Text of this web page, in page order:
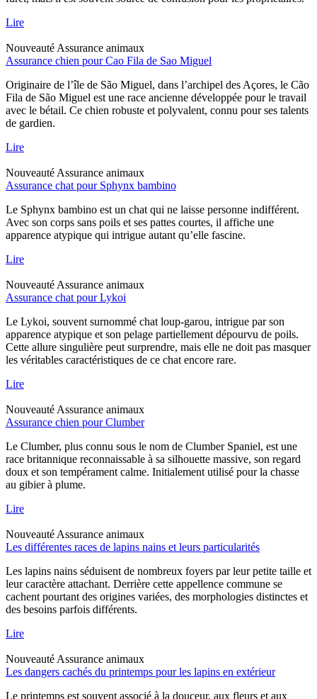
Lire
Nouveauté Assurance animaux
Assurance chien pour Cao Fila de Sao Miguel
Originaire de l’île de São Miguel, dans l’archipel des Açores, le Cão
Fila de São Miguel est une race ancienne développée pour le travail
avec le bétail. Ce chien robuste et polyvalent, connu pour ses talents
de gardien.
Lire
Nouveauté Assurance animaux
Assurance chat pour Sphynx bambino
Le Sphynx bambino est un chat qui ne laisse personne indifférent.
Avec son corps sans poils et ses pattes courtes, il affiche une
apparence atypique qui intrigue autant qu’elle fascine.
Lire
Nouveauté Assurance animaux
Assurance chat pour Lykoi
Le Lykoi, souvent surnommé chat loup-garou, intrigue par son
apparence atypique et son pelage partiellement dépourvu de poils.
Cette allure singulière peut surprendre, mais elle ne doit pas masquer
les véritables caractéristiques de ce chat encore rare.
Lire
Nouveauté Assurance animaux
Assurance chien pour Clumber
Le Clumber, plus connu sous le nom de Clumber Spaniel, est une
race britannique reconnaissable à sa silhouette massive, son regard
doux et son tempérament calme. Initialement utilisé pour la chasse
au gibier à plume.
Lire
Nouveauté Assurance animaux
Les différentes races de lapins nains et leurs particularités
Les lapins nains séduisent de nombreux foyers par leur petite taille et
leur caractère attachant. Derrière cette appellence commune se
cachent pourtant des origines variées, des morphologies distinctes et
des besoins parfois différents.
Lire
Nouveauté Assurance animaux
Les dangers cachés du printemps pour les lapins en extérieur
Le printemps est souvent associé à la douceur, aux fleurs et aux